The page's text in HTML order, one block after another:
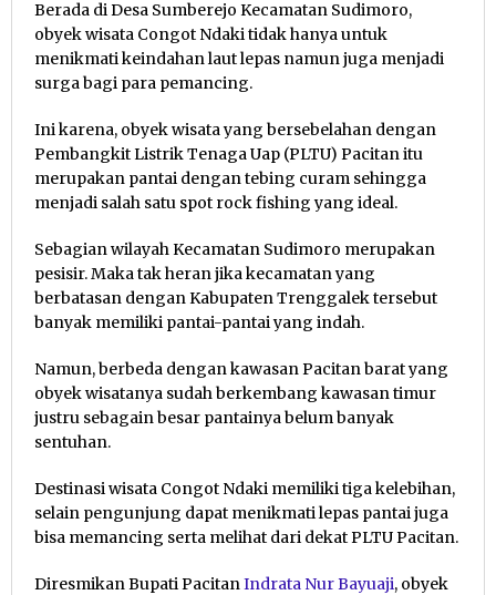
Berada di Desa Sumberejo Kecamatan Sudimoro,
obyek wisata Congot Ndaki tidak hanya untuk
menikmati keindahan laut lepas namun juga menjadi
surga bagi para pemancing.
Ini karena, obyek wisata yang bersebelahan dengan
Pembangkit Listrik Tenaga Uap (PLTU) Pacitan itu
merupakan pantai dengan tebing curam sehingga
menjadi salah satu spot rock fishing yang ideal.
Sebagian wilayah Kecamatan Sudimoro merupakan
pesisir. Maka tak heran jika kecamatan yang
berbatasan dengan Kabupaten Trenggalek tersebut
banyak memiliki pantai-pantai yang indah.
Namun, berbeda dengan kawasan Pacitan barat yang
obyek wisatanya sudah berkembang kawasan timur
justru sebagain besar pantainya belum banyak
sentuhan.
Destinasi wisata Congot Ndaki memiliki tiga kelebihan,
selain pengunjung dapat menikmati lepas pantai juga
bisa memancing serta melihat dari dekat PLTU Pacitan.
Diresmikan Bupati PacitanIndrata Nur Bayuaji, obyek